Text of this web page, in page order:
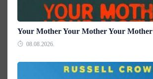
Your Mother Your Mother Your Mother
08.08.2026.